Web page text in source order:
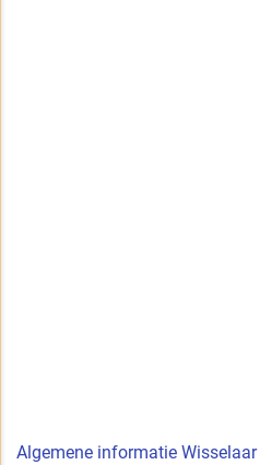
Algemene informatie Wisselaar